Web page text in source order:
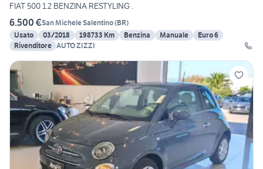
FIAT 500 1.2 BENZINA RESTYLING .
6.500 €San Michele Salentino(BR)
Usato
03/2018 198733 Km Benzina Manuale
Euro 6
Rivenditore AUTO ZIZZI